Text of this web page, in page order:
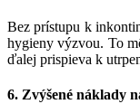
Bez prístupu k
hygieny výzvou. To
ďalej prispieva k
6. Zvýšené náklady